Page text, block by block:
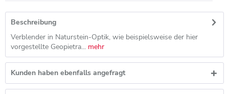
Beschreibung
Verblender in Naturstein-Optik, wie beispielsweise der hier
vorgestellte Geopietra... mehr
Kunden haben ebenfalls angefragt